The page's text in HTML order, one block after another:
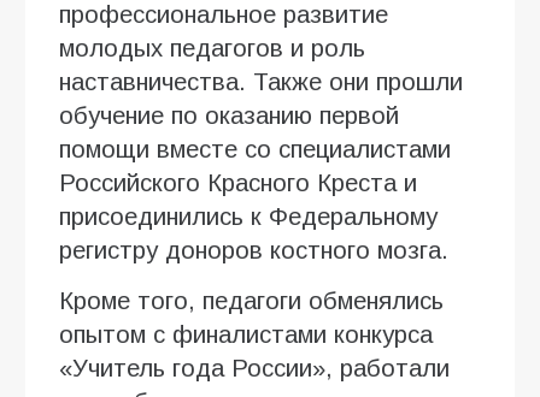
профессиональное развитие
молодых педагогов и роль
наставничества. Также они прошли
обучение по оказанию первой
помощи вместе со специалистами
Российского Красного Креста и
присоединились к Федеральному
регистру доноров костного мозга.
Кроме того, педагоги обменялись
опытом с финалистами конкурса
«Учитель года России», работали